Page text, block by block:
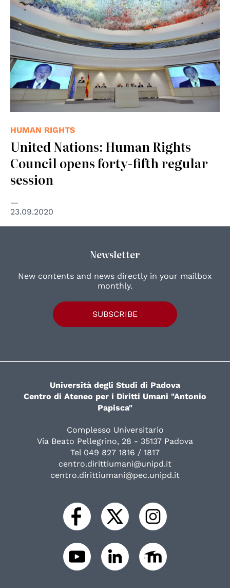
HUMAN RIGHTS
United Nations: Human Rights
Council opens forty-fifth regular
session
23.09.2020
Newsletter
New contents and news directly in your mailbox
monthly.
SUBSCRIBE
Università degli Studi di Padova
Centro di Ateneo per i Diritti Umani "Antonio
Papisca"
Complesso Universitario
Via Beato Pellegrino, 28 - 35137 Padova
Tel 049 827 1816 / 1817
centro.dirittiumani@unipd.it
centro.dirittiumani@pec.unipd.it